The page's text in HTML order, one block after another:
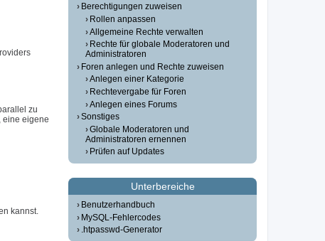
zu
eine eigene
kannst.
Berechtigungen zuweisen
Rollen anpassen
Allgemeine Rechte verwalten
Rechte für globale Moderatoren und
Administratoren
Foren anlegen und Rechte zuweisen
Anlegen einer Kategorie
Rechtevergabe für Foren
Anlegen eines Forums
Sonstiges
Globale Moderatoren und
Administratoren ernennen
Prüfen auf Updates
Unterbereiche
Benutzerhandbuch
MySQL-Fehlercodes
.htpasswd-Generator